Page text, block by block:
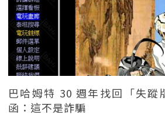
巴哈姆特 30 週年找回「失蹤
函：這不是詐騙